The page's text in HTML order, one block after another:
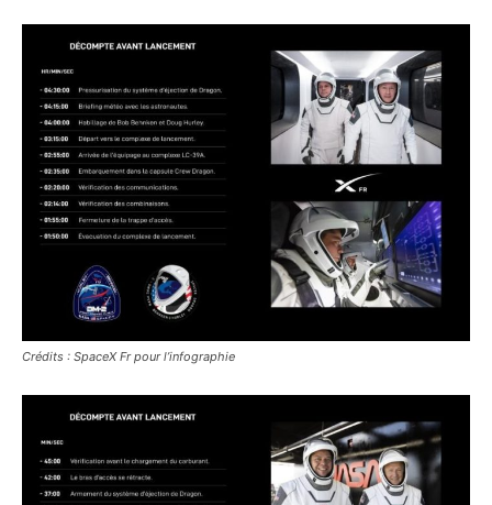
Crédits : SpaceX Fr pour l’infographie